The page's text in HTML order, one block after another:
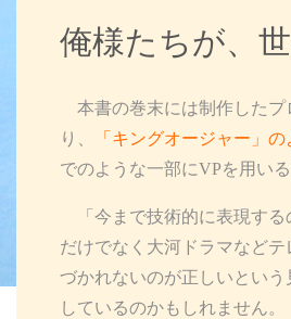
俺様たちが、
本書の巻末には制作したプ
り、
「キングオージャー」
でのような一部にVPを用い
「今まで技術的に表現する
だけでなく大河ドラマなど
づかれないのが正しいとい
しているのかもしれません。